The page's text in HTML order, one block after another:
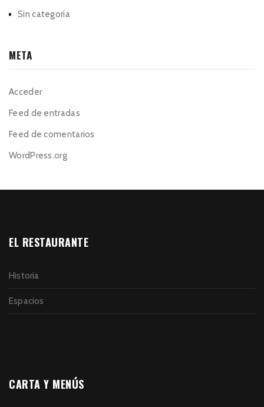
Sin categoría
META
Acceder
Feed de entradas
Feed de comentarios
WordPress.org
EL RESTAURANTE
Historia
Espacios
CARTA Y MENÚS